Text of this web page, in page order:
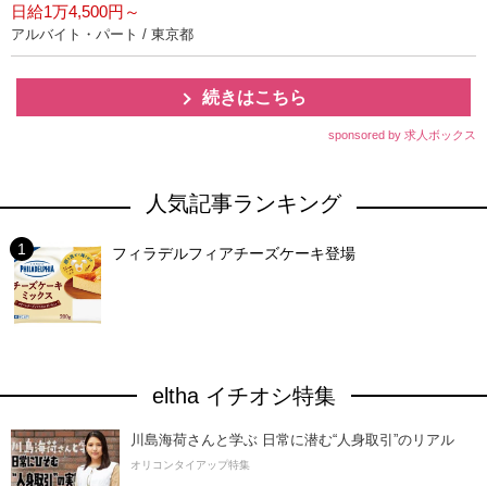
日給1万4,500円～
アルバイト・パート / 東京都
続きはこちら
sponsored by 求人ボックス
人気記事ランキング
フィラデルフィアチーズケーキ登場
eltha イチオシ特集
川島海荷さんと学ぶ 日常に潜む“人身取引”のリアル
オリコンタイアップ特集